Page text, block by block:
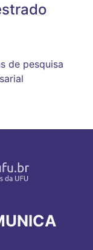
de pesquisa